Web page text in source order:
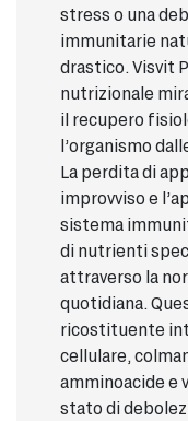
stress o una
immunitarie
drastico. Visvit
nutrizionale
il recupero
l’organismo
La perdita di
improvviso e
sistema
di nutrienti
attraverso la
quotidiana.
ricostituente
cellulare,
amminoacide e
stato di